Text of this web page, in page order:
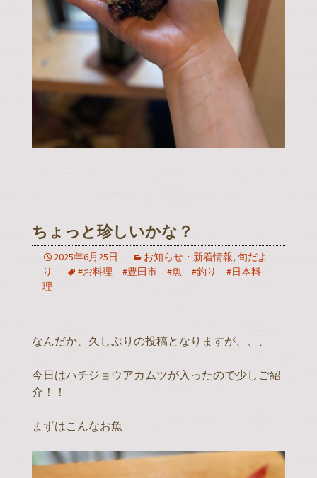
ちょっと珍しいかな？
2025年6月25日 お知らせ・新着情報, 旬だよ
り
#お料理 #豊田市 #魚 #釣り #日本料
理
なんだか、久しぶりの投稿となりますが、、、
今日はハチジョウアカムツが入ったので少しご紹
介！！
まずはこんなお魚